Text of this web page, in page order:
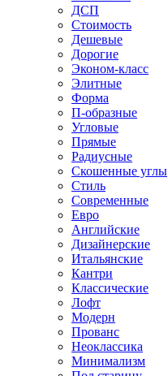
ДСП
Стоимость
Дешевые
Дорогие
Эконом-класс
Элитные
Форма
П-образные
Угловые
Прямые
Радиусные
Скошенные углы
Стиль
Современные
Евро
Английские
Дизайнерские
Итальянские
Кантри
Классические
Лофт
Модерн
Прованс
Неоклассика
Минимализм